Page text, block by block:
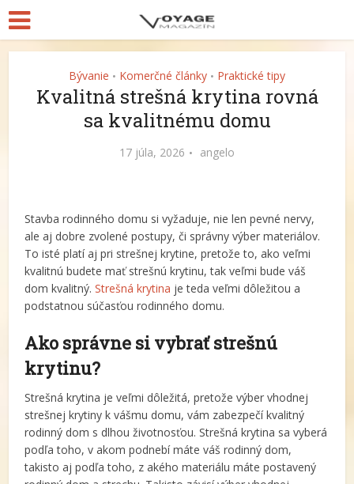
Bývanie • Komerčné články • Praktické tipy
Kvalitná strešná krytina rovná
sa kvalitnému domu
17 júla, 2026 angelo
Stavba rodinného domu si vyžaduje, nie len pevné nervy,
ale aj dobre zvolené postupy, či správny výber materiálov.
To isté platí aj pri strešnej krytine, pretože to, ako veľmi
kvalitnú budete mať strešnú krytinu, tak veľmi bude váš
dom kvalitný.Strešná krytina je teda veľmi dôležitou a
podstatnou súčasťou rodinného domu.
Ako správne si vybrať strešnú
krytinu?
Strešná krytina je veľmi dôležitá, pretože výber vhodnej
strešnej krytiny k vášmu domu, vám zabezpečí kvalitný
rodinný dom s dlhou životnosťou. Strešná krytina sa vyberá
podľa toho, v akom podnebí máte váš rodinný dom,
takisto aj podľa toho, z akého materiálu máte postavený